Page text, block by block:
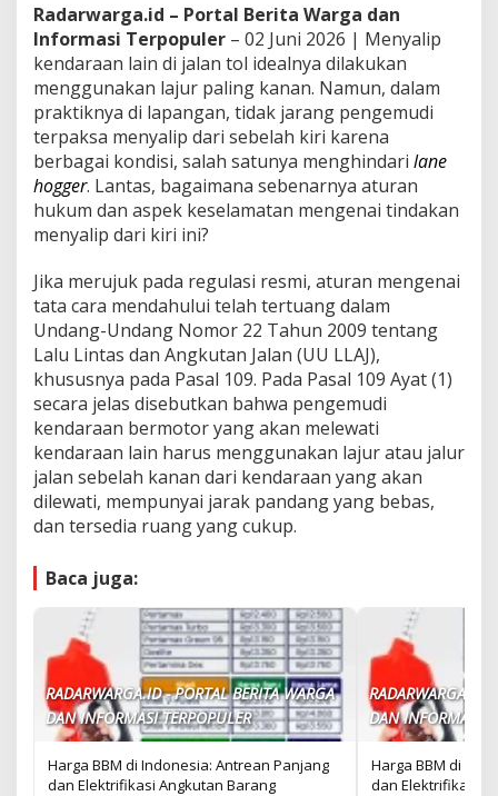
Radarwarga.id – Portal Berita Warga dan
Informasi Terpopuler – 02 Juni 2026 | Menyalip
kendaraan lain di jalan tol idealnya dilakukan
menggunakan lajur paling kanan. Namun, dalam
praktiknya di lapangan, tidak jarang pengemudi
terpaksa menyalip dari sebelah kiri karena
berbagai kondisi, salah satunya menghindari lane
hogger. Lantas, bagaimana sebenarnya aturan
hukum dan aspek keselamatan mengenai tindakan
menyalip dari kiri ini?
Jika merujuk pada regulasi resmi, aturan mengenai
tata cara mendahului telah tertuang dalam
Undang-Undang Nomor 22 Tahun 2009 tentang
Lalu Lintas dan Angkutan Jalan (UU LLAJ),
khususnya pada Pasal 109. Pada Pasal 109 Ayat (1)
secara jelas disebutkan bahwa pengemudi
kendaraan bermotor yang akan melewati
kendaraan lain harus menggunakan lajur atau jalur
jalan sebelah kanan dari kendaraan yang akan
dilewati, mempunyai jarak pandang yang bebas,
dan tersedia ruang yang cukup.
Baca juga:
RADARWARGA.ID - PORTAL BERITA WARGA
DAN INFORMASI TERPOPULER
Harga BBM di Indonesia: Antrean Panjang
dan Elektrifikasi Angkutan Barang
RADARWARGA.ID
DAN INFORMASI
Harga BBM di
dan Elektrifikasi